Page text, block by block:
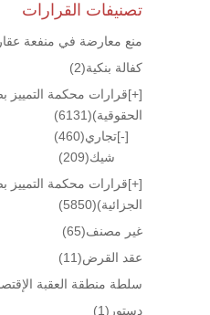
تصنيفات القرارات
منع معارضة في منفعة عقار
كفالة بنكية(2)
[+]قرارات محكمة التمييز
الحقوقية)(6131)
[-]تجاري(460)
شيك(209)
[+]قرارات محكمة التمييز
الجزائية)(5850)
غير مصنف(65)
عقد القرض(11)
سلطة منطقة العقبة
دستور (1)